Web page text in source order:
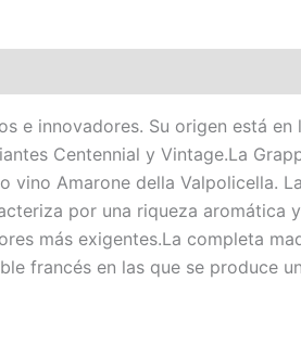
e innovadores. Su origen está en
Centennial y Vintage.La
Amarone della Valpolicella.
por una riqueza aromática
más exigentes.La completa
francés en las que se produce